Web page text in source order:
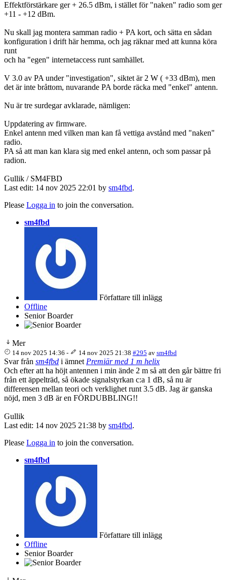
Effektförstärkare ger + 26.5 dBm, i stället för "naken" radio som ger
+11 - +12 dBm.
Nu skall jag montera samman radio + PA kort, och sätta en sådan
konfiguration i drift här hemma, och jag räknar med att kunna köra
runt
och ha "egen" internetaccess runt samhället.
V 3.0 av PA under "investigation", siktet är 2 W ( +33 dBm), men
det är inte bråttom, nuvarande PA borde räcka med "enkel" antenn.
Nu är tre surdegar avklarade, nämligen:
Uppdatering av firmware.
Enkel antenn med vilken man kan få vettiga avstånd med "naken"
radio.
PA så att man kan klara sig med enkel antenn, och som passar på
radion.
Gullik / SM4FBD
Last edit: 14 nov 2025 22:01 by sm4fbd.
Please Logga in to join the conversation.
sm4fbd
Författare till inlägg
Offline
Senior Boarder
Mer
14 nov 2025 14:36 - 14 nov 2025 21:38 #295 av sm4fbd
Svar från sm4fbd i ämnet Premiär med 1 m helix
Och efter att ha höjt antennen i min ände 2 m så att den går bättre fri
från ett äppelträd, så ökade signalstyrkan c:a 1 dB, så nu är
differensen mellan teori och verklighet runt 3.5 dB. Jag är ganska
nöjd, men 3 dB är en FÖRDUBBLING!!
Gullik
Last edit: 14 nov 2025 21:38 by sm4fbd.
Please Logga in to join the conversation.
sm4fbd
Författare till inlägg
Offline
Senior Boarder